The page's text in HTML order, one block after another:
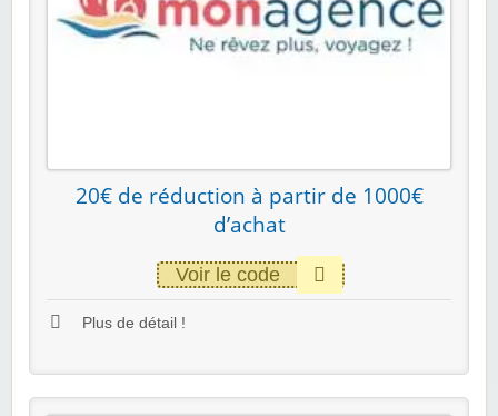
20€ de réduction à partir de 1000€
d’achat
Voir le code
Plus de détail !